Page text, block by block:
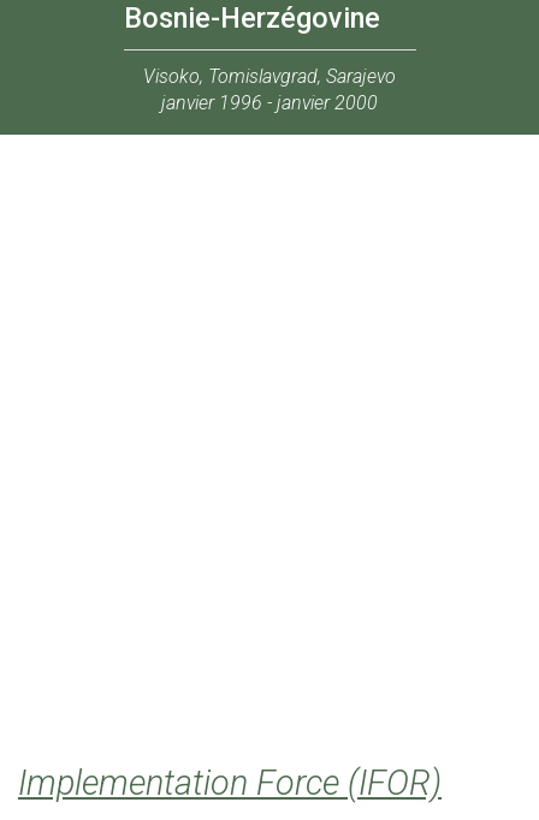
Bosnie-Herzégovine
Visoko, Tomislavgrad, Sarajevo
janvier 1996 - janvier 2000
Implementation Force (IFOR)